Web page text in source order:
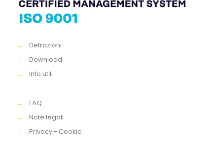
→
Detrazioni
→
Download
→
Info utili
→
FAQ
→
Note legali
→
Privacy - Cookie